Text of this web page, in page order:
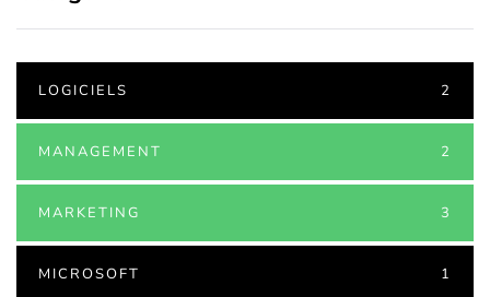
LOGICIELS 2
MANAGEMENT 2
MARKETING 3
MICROSOFT 1